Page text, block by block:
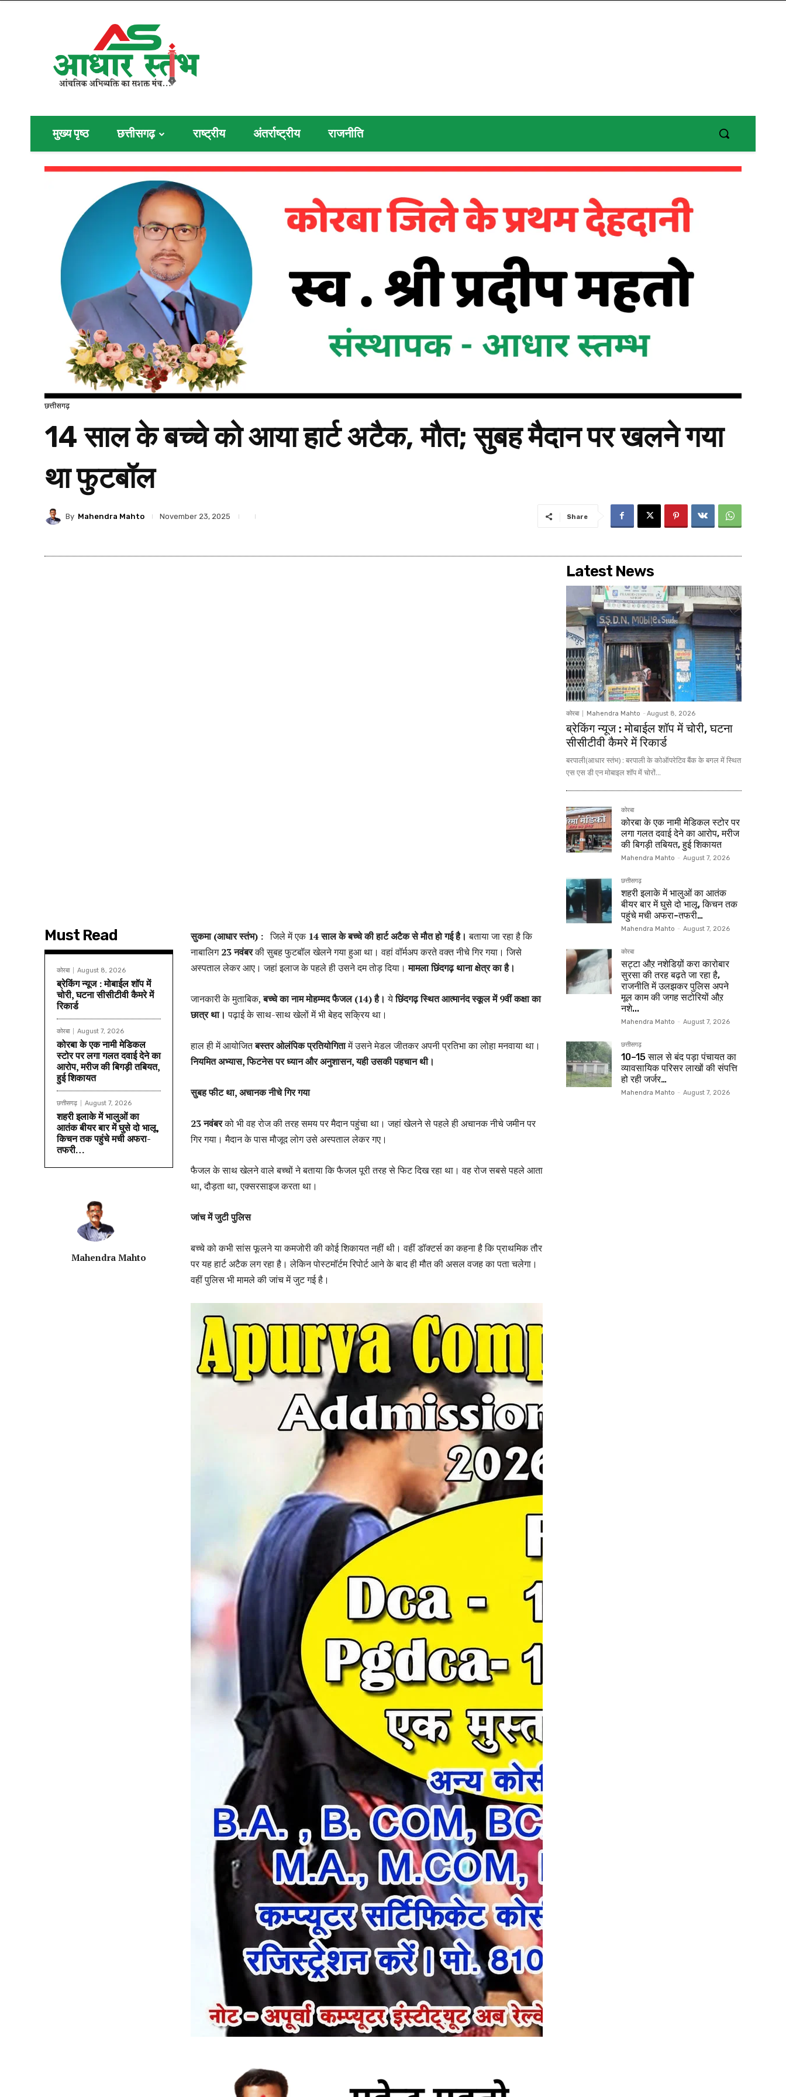
मुख्य पृष्ठ छत्तीसगढ़ राष्ट्रीय अंतर्राष्ट्रीय राजनीति
छत्तीसगढ़
14 साल के बच्चे को आया हार्ट अटैक, मौत; सुबह मैदान पर खलने गया
था फुटबॉल
By Mahendra Mahto November 23, 2025 Share
Must Read
कोरबा August 8, 2026
ब्रेकिंग न्यूज : मोबाईल शॉप में
चोरी, घटना सीसीटीवी कैमरे में
रिकार्ड
कोरबा August 7, 2026
कोरबा के एक नामी मेडिकल
स्टोर पर लगा गलत दवाई देने का
आरोप, मरीज की बिगड़ी तबियत,
हुई शिकायत
छत्तीसगढ़ August 7, 2026
शहरी इलाके में भालुओं का
आतंक बीयर बार में घुसे दो भालू,
किचन तक पहुंचे मची अफरा-
तफरी…
Mahendra Mahto
सुकमा (आधार स्तंभ) : जिले में एक 14 साल के बच्चे की हार्ट अटैक से मौत हो गई है। बताया जा रहा है कि
नाबालिग23 नवंबरकी सुबह फुटबॉल खेलने गया हुआ था। वहां वॉर्मअप करते वक्त नीचे गिर गया। जिसे
अस्पताल लेकर आए। जहां इलाज के पहले ही उसने दम तोड़ दिया।मामला छिंदगढ़ थाना क्षेत्र का है।
जानकारी के मुताबिक,बच्चे का नाम मोहम्मद फैजल (14) है। येछिंदगढ़ स्थित आत्मानंद स्कूल में 9वीं कक्षा का
छात्र था। पढ़ाई के साथ-साथ खेलों में भी बेहद सक्रिय था।
हाल ही में आयोजितबस्तर ओलंपिक प्रतियोगितामें उसने मेडल जीतकर अपनी प्रतिभा का लोहा मनवाया था।
नियमित अभ्यास, फिटनेस पर ध्यान और अनुशासन, यही उसकी पहचान थी।
सुबह फीट था, अचानक नीचे गिर गया
23 नवंबरको भी वह रोज की तरह समय पर मैदान पहुंचा था। जहां खेलने से पहले ही अचानक नीचे जमीन पर
गिर गया। मैदान के पास मौजूद लोग उसे अस्पताल लेकर गए।
फैजल के साथ खेलने वाले बच्चों ने बताया कि फैजल पूरी तरह से फिट दिख रहा था। वह रोज सबसे पहले आता
था, दौड़ता था, एक्सरसाइज करता था।
जांच में जुटी पुलिस
बच्चे को कभी सांस फूलने या कमजोरी की कोई शिकायत नहीं थी। वहीं डॉक्टर्स का कहना है कि प्राथमिक तौर
पर यह हार्ट अटैक लग रहा है। लेकिन पोस्टमॉर्टम रिपोर्ट आने के बाद ही मौत की असल वजह का पता चलेगा।
वहीं पुलिस भी मामले की जांच में जुट गई है।
Latest News
कोरबा Mahendra Mahto - August 8, 2026
ब्रेकिंग न्यूज : मोबाईल शॉप में चोरी, घटना
सीसीटीवी कैमरे में रिकार्ड
बरपाली(आधार स्तंभ) : बरपाली के कोऑपरेटिव बैंक के बगल में स्थित
एस एस डी एन मोबाइल शॉप में चोरों...
कोरबा
कोरबा के एक नामी मेडिकल स्टोर पर
लगा गलत दवाई देने का आरोप, मरीज
की बिगड़ी तबियत, हुई शिकायत
Mahendra Mahto - August 7, 2026
छत्तीसगढ़
शहरी इलाके में भालुओं का आतंक
बीयर बार में घुसे दो भालू, किचन तक
पहुंचे मची अफरा-तफरी…
Mahendra Mahto - August 7, 2026
कोरबा
सट्टा औऱ नशेडिय़ों करा कारोबार
सुरसा की तरह बढ़ते जा रहा है,
राजनीति में उलझकर पुलिस अपने
मूल काम की जगह सटोरियों औऱ
नशे...
Mahendra Mahto - August 7, 2026
छत्तीसगढ़
10–15 साल से बंद पड़ा पंचायत का
व्यावसायिक परिसर लाखों की संपत्ति
हो रही जर्जर…
Mahendra Mahto - August 7, 2026